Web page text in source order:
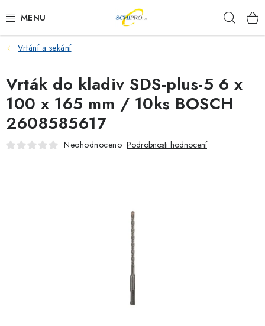
na
AKU NÁŘADÍ
ELEKTRICKÉ NÁŘADÍ
PŘÍSLUŠENSTVÍ
MĚŘÍCÍ TECHNIKA
Obchodní podmínky
Vrtání a sekání
Vrták do kladiv SDS-plus-5 6 x
100 x 165 mm / 10ks BOSCH
2608585617
Neohodnoceno Podrobnosti hodnocení